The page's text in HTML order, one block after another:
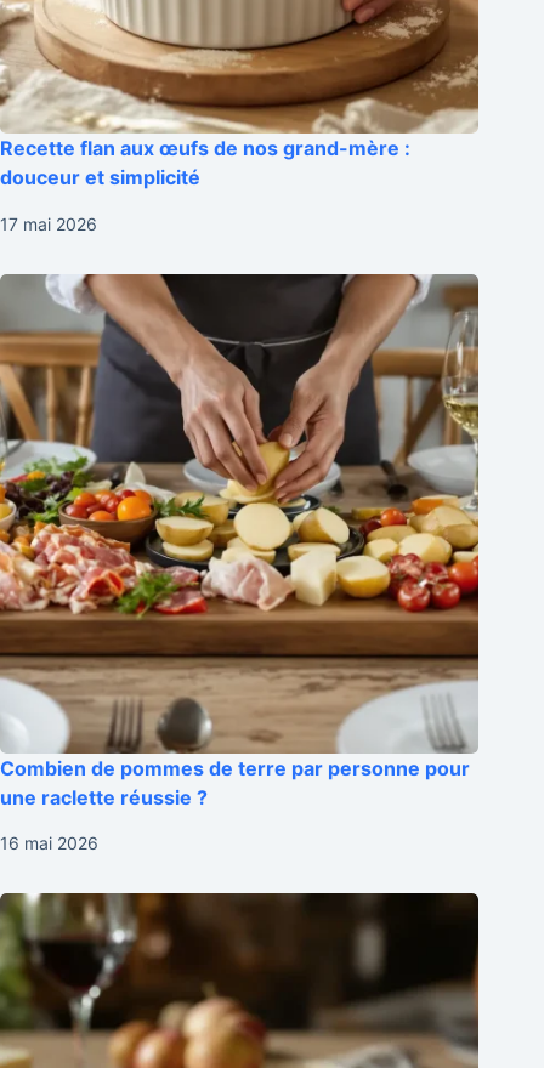
Recette flan aux œufs de nos grand-mère :
douceur et simplicité
17 mai 2026
Combien de pommes de terre par personne pour
une raclette réussie ?
16 mai 2026